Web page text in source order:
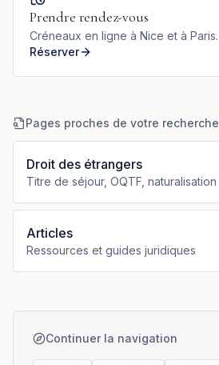
Prendre rendez-vous
Créneaux en ligne à Nice et à Paris.
Réserver
Pages proches de votre recherche
Droit des étrangers
Titre de séjour, OQTF, naturalisation
Articles
Ressources et guides juridiques
Continuer la navigation